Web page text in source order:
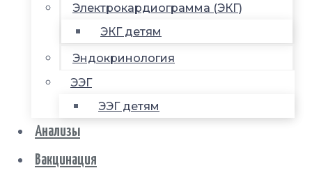
Электрокардиограмма (ЭКГ)
ЭКГ детям
Эндокринология
ЭЭГ
ЭЭГ детям
Анализы
Вакцинация